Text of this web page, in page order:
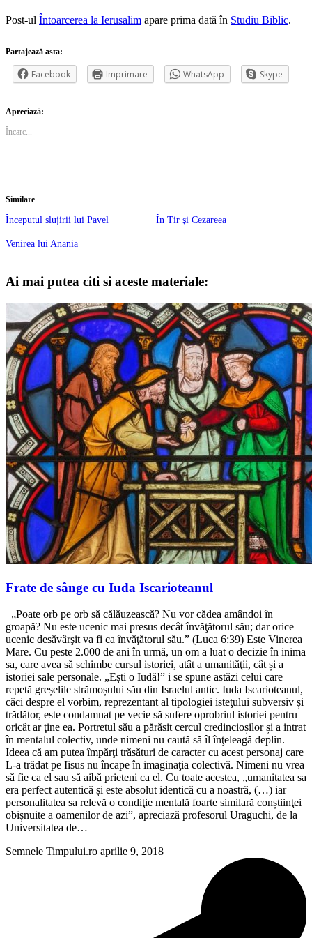
Post-ul Întoarcerea la Ierusalim apare prima dată în Studiu Biblic.
Partajează asta:
Facebook Imprimare WhatsApp Skype
Apreciază:
Încarc...
Similare
Începutul slujirii lui Pavel În Tir şi Cezareea
Venirea lui Anania
Ai mai putea citi si aceste materiale:
Frate de sânge cu Iuda Iscarioteanul
„Poate orb pe orb să călăuzească? Nu vor cădea amândoi în
groapă? Nu este ucenic mai presus decât învăţătorul său; dar orice
ucenic desăvârşit va fi ca învăţătorul său.” (Luca 6:39) Este Vinerea
Mare. Cu peste 2.000 de ani în urmă, un om a luat o decizie în inima
sa, care avea să schimbe cursul istoriei, atât a umanităţii, cât și a
istoriei sale personale. „Ești o Iudă!” i se spune astăzi celui care
repetă greșelile strămoșului său din Israelul antic. Iuda Iscarioteanul,
căci despre el vorbim, reprezentant al tipologiei isteţului subversiv și
trădător, este condamnat pe vecie să sufere oprobriul istoriei pentru
oricât ar ţine ea. Portretul său a părăsit cercul credincioșilor și a intrat
în mentalul colectiv, unde nimeni nu caută să îl înţeleagă deplin.
Ideea că am putea împărţi trăsături de caracter cu acest personaj care
L-a trădat pe Iisus nu încape în imaginaţia colectivă. Nimeni nu vrea
să fie ca el sau să aibă prieteni ca el. Cu toate acestea, „umanitatea sa
era perfect autentică și este absolut identică cu a noastră, (…) iar
personalitatea sa relevă o condiţie mentală foarte similară conștiinţei
obișnuite a oamenilor de azi”, apreciază profesorul Uraguchi, de la
Universitatea de…
Semnele Timpului.ro aprilie 9, 2018